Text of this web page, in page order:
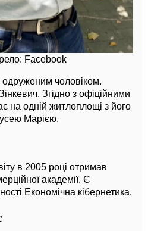
Facebook
одруженим чоловіком.
Згідно з офіційними
на одній житлоплощі з його
Марією.
в 2005 році отримав
академії. Є
Економічна кібернетика.